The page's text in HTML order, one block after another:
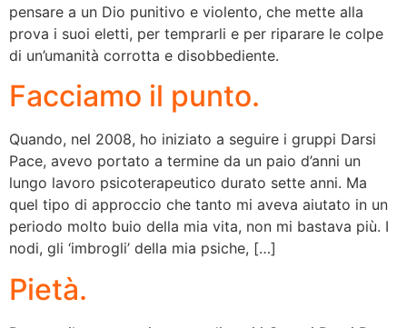
pensare a un Dio punitivo e violento, che mette alla
prova i suoi eletti, per temprarli e per riparare le colpe
di un’umanità corrotta e disobbediente.
Facciamo il punto.
Quando, nel 2008, ho iniziato a seguire i gruppi Darsi
Pace, avevo portato a termine da un paio d’anni un
lungo lavoro psicoterapeutico durato sette anni. Ma
quel tipo di approccio che tanto mi aveva aiutato in un
periodo molto buio della mia vita, non mi bastava più. I
nodi, gli ‘imbrogli’ della mia psiche, […]
Pietà.